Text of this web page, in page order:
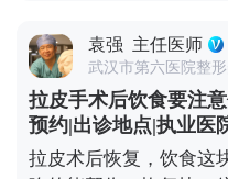
又怕留痕的朋友。不管
多问两句，看看和自己
复周期问清楚，再做决
合提升术的问题，可以
家号、小红薯）预约面
便宜，但效果维持时间
还容易出现皮肉分离、
题，后期修复反而要花
术，是个精细活。需要
同层次做精准剥离、复
对医生的技术和经验要
袁强 主任医师
武汉市第六医院整
拉皮手术后饮食要注
预约|出诊地点|执业医
拉皮术后恢复，饮食这